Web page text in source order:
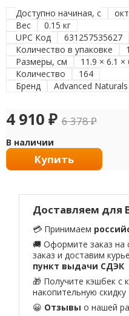
Доступно начиная, с
Вес
0.15 кг
UPC Код
631257535627
Количество в упаковке
Размеры, см
11.9 × 6.1 ×
Количество
164
Бренд
Advanced Naturals
4 910 ₽ 6 378₽
В наличии
Купить
Доставляем для
💳 Принимаем
🚚 Оформите заказ
заказ и доставим
пункт выдачи СДЭК
🎁 Получите кэшбек с
накопительную скидку
😀 Отзывы о нашей